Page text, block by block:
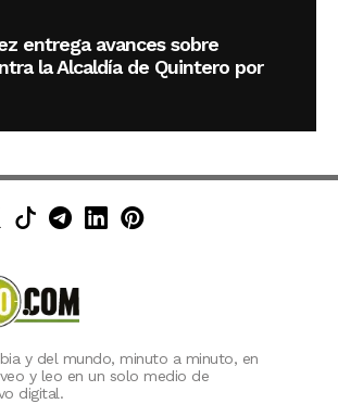
entrega avances sobre
la Alcaldía de Quintero por
en Facebook
en Instagram
Minuto30 en X (Twitter)
Minuto30 en TikTok
Canal de Minuto30 en
Minuto30 en LinkedIn
Minuto30 en
y del mundo, minuto a minuto, en
y leo en un solo medio de
digital.